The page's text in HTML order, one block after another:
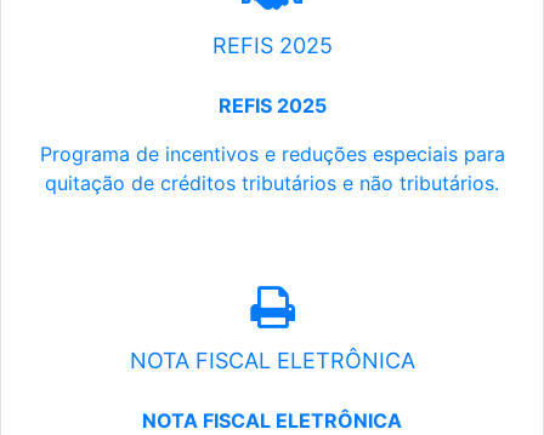
REFIS 2025
REFIS 2025
Programa de incentivos e reduções especiais para
quitação de créditos tributários e não tributários.
NOTA FISCAL ELETRÔNICA
NOTA FISCAL ELETRÔNICA